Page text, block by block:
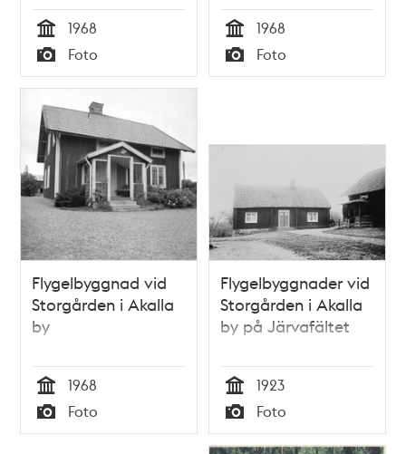
Tid
1968
Typ
Foto Tid
1968
Typ
Foto
Flygelbyggnad vid
Storgården i Akalla
by
Tid
1968
Typ
Foto
Flygelbyggnader vid
Storgården i Akalla
by på Järvafältet
Tid
1923
Typ
Foto